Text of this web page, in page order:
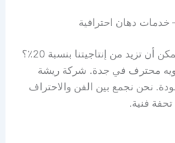
دهان احترافية
هل تعلم أن الألوان الجذابة يمكن أن تزيد من إنتاجيتنا بنسبة 20٪؟
بويه محترف في جدة. شركة ريشة
نحن نجمع بين الفن والاحتراف
فنية.